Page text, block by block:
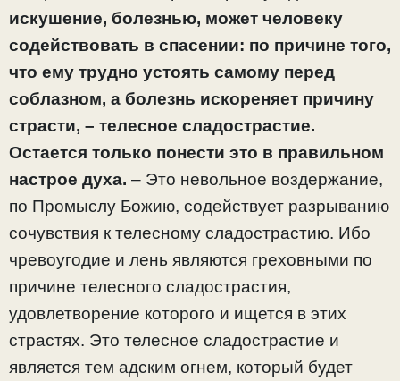
искушение, болезнью, может человеку
содействовать в спасении: по причине того,
что ему трудно устоять самому перед
соблазном, а болезнь искореняет причину
страсти, – телесное сладострастие.
Остается только понести это в правильном
настрое духа. – Это невольное воздержание,
по Промыслу Божию, содействует разрыванию
сочувствия к телесному сладострастию. Ибо
чревоугодие и лень являются греховными по
причине телесного сладострастия,
удовлетворение которого и ищется в этих
страстях. Это телесное сладострастие и
является тем адским огнем, который будет